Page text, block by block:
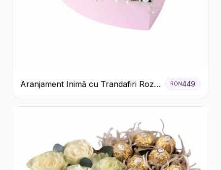
Aranjament Inimă cu Trandafiri Roz
și Gypsophila Albă
RON449